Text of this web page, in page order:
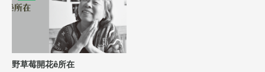
野草莓開花ê所在